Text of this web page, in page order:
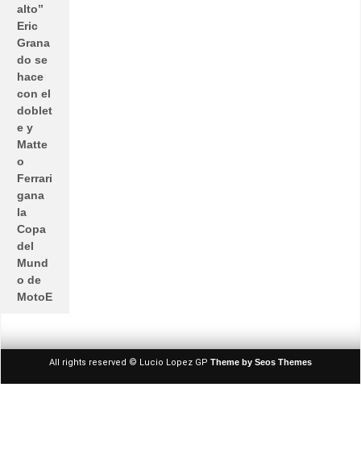
alto”
Eric
Grana
do se
hace
con el
doblet
e y
Matte
o
Ferrari
gana
la
Copa
del
Mund
o de
MotoE
All rights reserved © Lucio Lopez GP Theme by Seos Themes